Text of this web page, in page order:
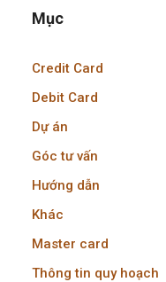
Mục
Credit Card
Debit Card
Dự án
Góc tư vấn
Hướng dẫn
Khác
Master card
Thông tin quy hoạch